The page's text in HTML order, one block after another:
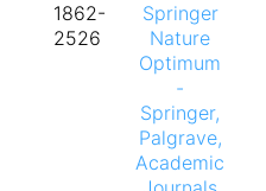
1862-
2526
Springer
Nature
Optimum
-
Springer,
Palgrave,
Academic